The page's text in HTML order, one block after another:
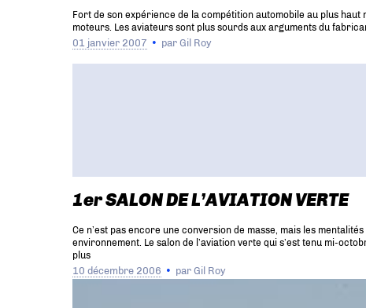
Fort de son expérience de la compétition automobile au plus
moteurs. Les aviateurs sont plus sourds aux arguments du
01 janvier 2007 parGil Roy
1er SALON DE L’AVIATION VERTE
Ce n’est pas encore une conversion de masse, mais les
environnement. Le salon de l’aviation verte qui s’est tenu mi-
plus
10 décembre 2006 parGil Roy